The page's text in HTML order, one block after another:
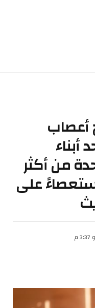
أعصاب
أبناء
من أكثر
على